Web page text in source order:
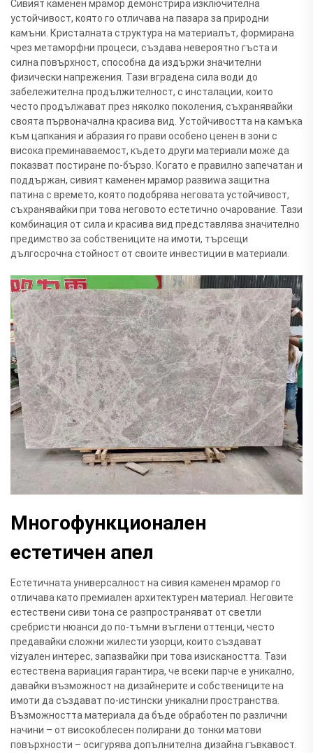
Сивият каменен мрамор демонстрира изключителна
устойчивост, която го отличава на пазара за природни
камъни. Кристалната структура на материалът, формирана
чрез метаморфни процеси, създава невероятно гъста и
силна повърхност, способна да издържи значителни
физически напрежения. Тази вградена сила води до
забележителна продължителност, с инсталации, които
често продължават през няколко поколения, съхранявайки
своята първоначална красива вид. Устойчивостта на камъка
към цапкания и абразия го прави особено ценен в зони с
висока преминаваемост, където други материали може да
показват постиране по-бързо. Когато е правилно запечатан и
поддържан, сивият каменен мрамор развиwa защитна
патина с времето, която подобрява неговата устойчивост,
съхранявайки при това неговото естетично очарование. Тази
комбинация от сила и красива вид представлява значително
предимство за собствениците на имоти, търсещи
дългосрочна стойност от своите инвестиции в материали.
Многофункционален
естетичен апел
Естетичната универсалност на сивия каменен мрамор го
отличава като премиален архитектурен материал. Неговите
естествени сиви тона се разпространяват от светли
сребристи нюанси до по-тъмни въглени оттенци, често
предавайки сложни жилести узорци, които създават
vizуален интерес, запазвайки при това изискаността. Тази
естествена вариация гарантира, че всеки парче е уникално,
давайки възможност на дизайнерите и собствениците на
имоти да създават по-истински уникални пространства.
Възможността материала да бъде обработен по различни
начини – от високоблесен полирани до тонки матови
повърхности – осигурява допълнителна дизайна гъвкавост.